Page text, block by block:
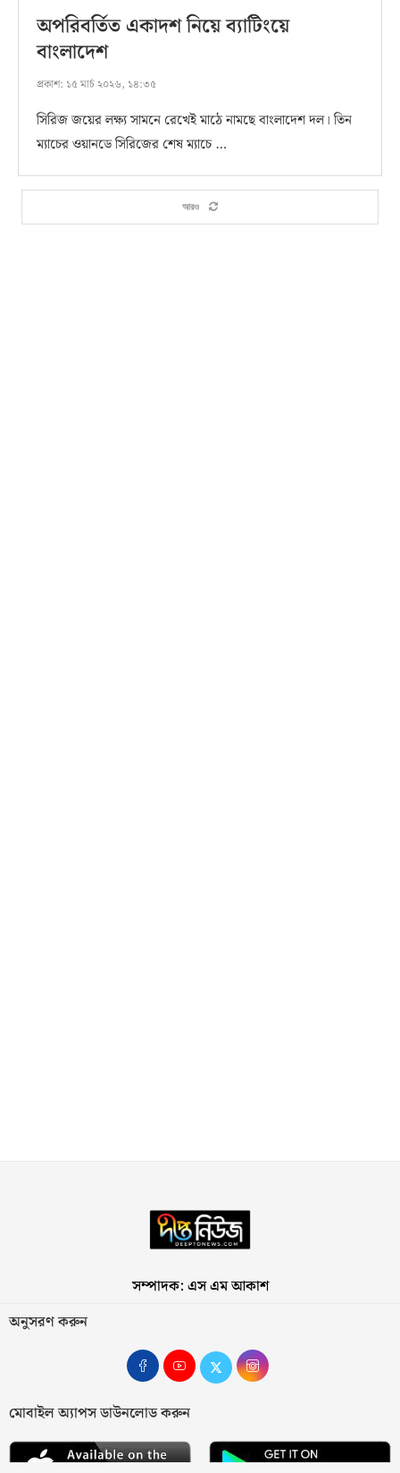
অপরিবর্তিত একাদশ নিয়ে ব্যাটিংয়ে
বাংলাদেশ
প্রকাশ: ১৫ মার্চ ২০২৬, ১৪:৩৫
সিরিজ জয়ের লক্ষ্য সামনে রেখেই মাঠে নামছে বাংলাদেশ দল। তিন
ম্যাচের ওয়ানডে সিরিজের শেষ ম্যাচে …
আরও
সম্পাদক: এস এম আকাশ
অনুসরণ করুন
মোবাইল অ্যাপস ডাউনলোড করুন